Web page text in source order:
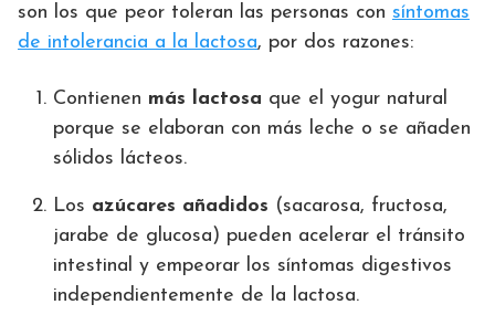
son los que peor toleran las personas con síntomas
de intolerancia a la lactosa, por dos razones:
Contienen más lactosa que el yogur natural
porque se elaboran con más leche o se añaden
sólidos lácteos.
Los azúcares añadidos (sacarosa, fructosa,
jarabe de glucosa) pueden acelerar el tránsito
intestinal y empeorar los síntomas digestivos
independientemente de la lactosa.